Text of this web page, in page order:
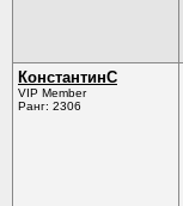
КонстантинС
VIP Member
Ранг: 2306